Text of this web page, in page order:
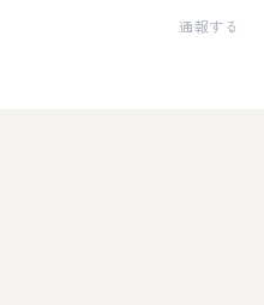
通報する